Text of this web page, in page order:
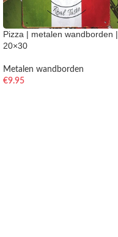
Pizza | metalen wandborden |
20×30
Metalen wandborden
€9.95